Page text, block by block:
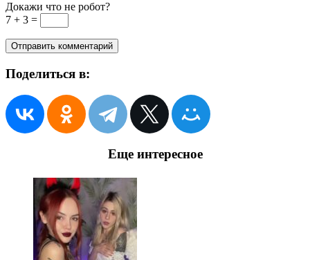
Докажи что не робот?
7 + 3 =
Поделиться в:
Еще интересное